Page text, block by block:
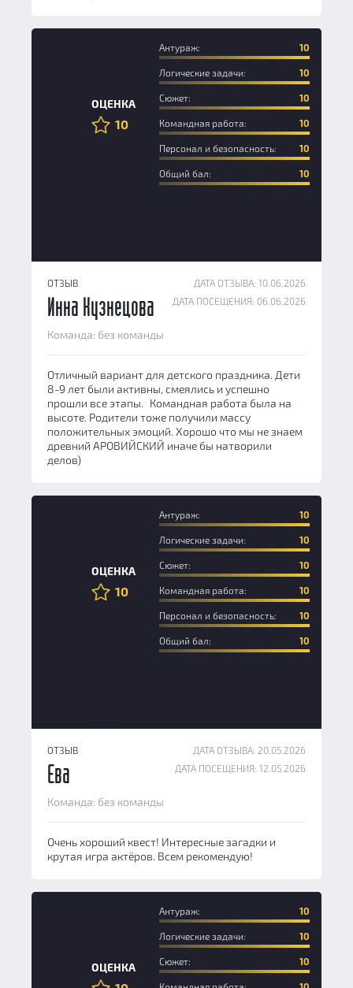
ОЦЕНКА
10
Антураж: 10
Логические задачи: 10
Сюжет: 10
Командная работа: 10
Персонал и безопасность: 10
Общий бал: 10
ОТЗЫВ
ДАТА ОТЗЫВА: 10.06.2026
ДАТА ПОСЕЩЕНИЯ: 06.06.2026
Инна Кузнецова
Команда: без команды
Отличный вариант для детского праздника. Дети
8-9 лет были активны, смеялись и успешно
прошли все этапы. Командная работа была на
высоте. Родители тоже получили массу
положительных эмоций. Хорошо что мы не знаем
древний АРОВИЙСКИЙ иначе бы натворили
делов)
ОЦЕНКА
10
Антураж: 10
Логические задачи: 10
Сюжет: 10
Командная работа: 10
Персонал и безопасность: 10
Общий бал: 10
ОТЗЫВ
ДАТА ОТЗЫВА: 20.05.2026
ДАТА ПОСЕЩЕНИЯ: 12.05.2026
Ева
Команда: без команды
Очень хороший квест! Интересные загадки и
крутая игра актёров. Всем рекомендую!
ОЦЕНКА
Антураж: 10
Логические задачи: 10
Сюжет: 10